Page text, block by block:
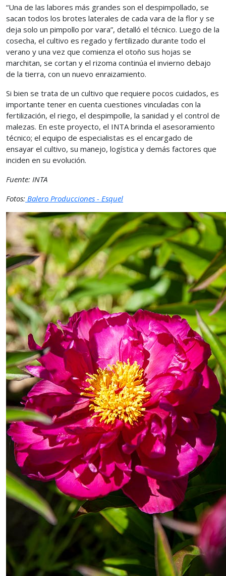
“Una de las labores más grandes son el despimpollado, se
sacan todos los brotes laterales de cada vara de la flor y se
deja solo un pimpollo por vara”, detalló el técnico. Luego de la
cosecha, el cultivo es regado y fertilizado durante todo el
verano y una vez que comienza el otoño sus hojas se
marchitan, se cortan y el rizoma continúa el invierno debajo
de la tierra, con un nuevo enraizamiento.
Si bien se trata de un cultivo que requiere pocos cuidados, es
importante tener en cuenta cuestiones vinculadas con la
fertilización, el riego, el despimpolle, la sanidad y el control de
malezas. En este proyecto, el INTA brinda el asesoramiento
técnico; el equipo de especialistas es el encargado de
ensayar el cultivo, su manejo, logística y demás factores que
inciden en su evolución.
Fuente: INTA
Fotos: Balero Producciones - Esquel